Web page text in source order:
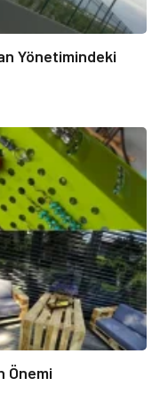
Yönetimindeki
Önemi